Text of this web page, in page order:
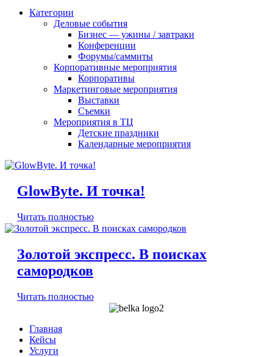
Категории
Деловые события
Бизнес — ужины / завтраки
Конференции
Форумы/саммиты
Корпоративные мероприятия
Корпоративы
Маркетинговые мероприятия
Выставки
Съемки
Мероприятия в ТЦ
Детские праздники
Календарные мероприятия
GlowByte. И точка!
Читать полностью
Золотой экспресс. В поисках
самородков
Читать полностью
Главная
Кейсы
Услуги